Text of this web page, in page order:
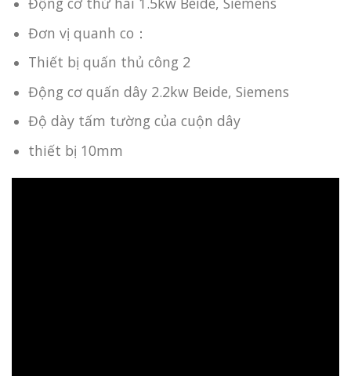
Đơn vị quanh co：
Thiết bị quấn thủ công 2
Động cơ quấn dây 2.2kw Beide, Siemens
Độ dày tấm tường của cuộn dây
thiết bị 10mm